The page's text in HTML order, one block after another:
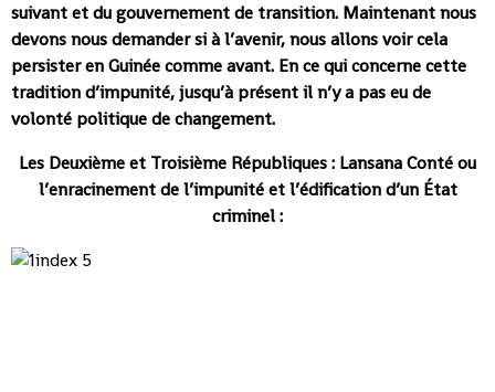
suivant et du gouvernement de transition. Maintenant nous
devons nous demander si à l’avenir, nous allons voir cela
persister en Guinée comme avant. En ce qui concerne cette
tradition d’impunité, jusqu’à présent il n’y a pas eu de
volonté politique de changement.
Les Deuxième et Troisième Républiques : Lansana Conté ou
l’enracinement de l’impunité et l’édification d’un État
criminel :